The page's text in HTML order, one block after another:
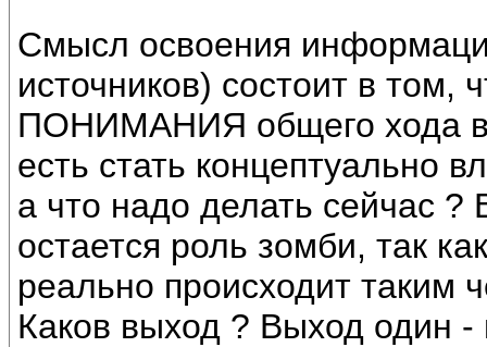
Смысл освоения
источников) состоит в
ПОНИМАНИЯ общего хода
есть стать концептуально
а что надо делать сейчас ?
остается роль зомби, так
реально происходит таким
Каков выход ? Выход один -